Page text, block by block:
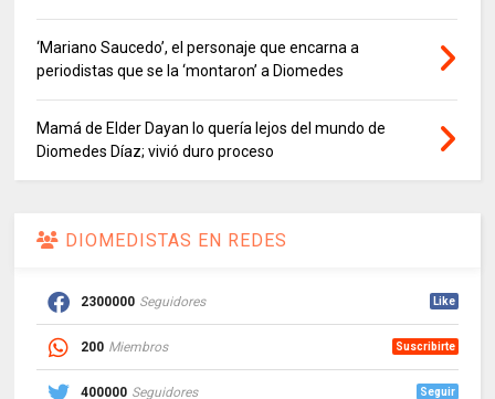
‘Mariano Saucedo’, el personaje que encarna a
periodistas que se la ‘montaron’ a Diomedes
Mamá de Elder Dayan lo quería lejos del mundo de
Diomedes Díaz; vivió duro proceso
DIOMEDISTAS EN REDES
2300000 Seguidores Like
200 Miembros Suscribirte
400000 Seguidores Seguir